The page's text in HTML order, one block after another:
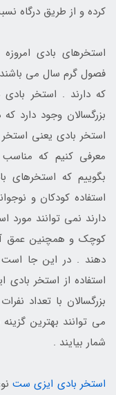
کرده و از طریق درگاه
استخرهای بادی
فصول گرم سال می
که دارند . استخر
بزرگسالان وجود دارد
استخر بادی یعنی
معرفی کنیم که مناسب
بگوییم که استخرهای
استفاده کودکان و
دارند نمی توانند مورد
کوچک و همچنین عمق
دهند . در این جا است
استفاده از استخر
بزرگسالان با تعداد
می توانند بهترین
شمار بیایند .
استخر بادی ایزی ست